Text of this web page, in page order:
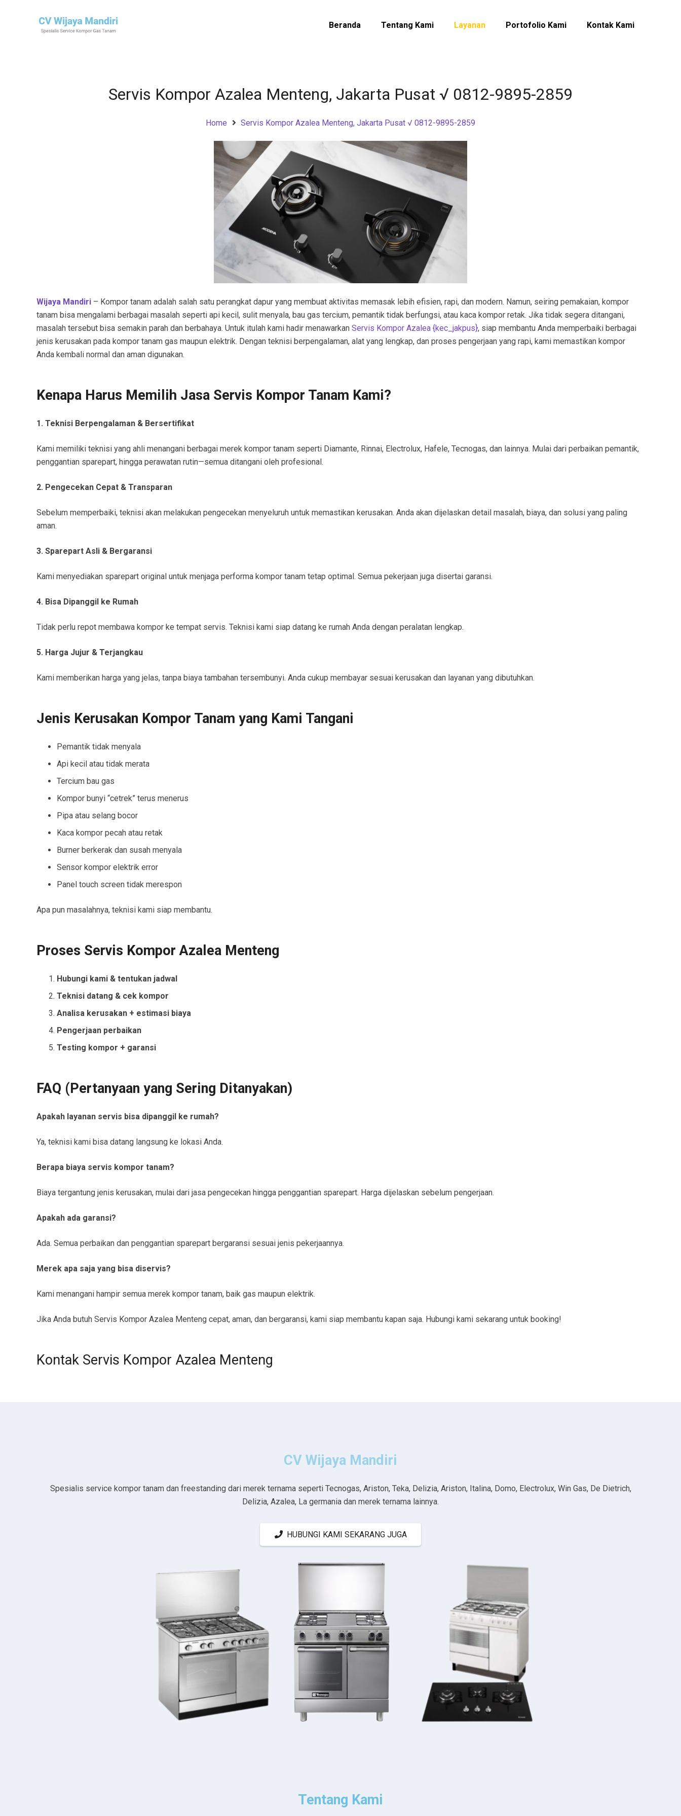
Beranda Tentang Kami Layanan Portofolio Kami Kontak Kami
Servis Kompor Azalea Menteng, Jakarta Pusat √ 0812-9895-2859
Home Servis Kompor Azalea Menteng, Jakarta Pusat √ 0812-9895-2859
Wijaya Mandiri – Kompor tanam adalah salah satu perangkat dapur yang membuat aktivitas memasak lebih efisien, rapi, dan modern. Namun, seiring pemakaian, kompor
tanam bisa mengalami berbagai masalah seperti api kecil, sulit menyala, bau gas tercium, pemantik tidak berfungsi, atau kaca kompor retak. Jika tidak segera ditangani,
masalah tersebut bisa semakin parah dan berbahaya. Untuk itulah kami hadir menawarkan Servis Kompor Azalea {kec_jakpus}, siap membantu Anda memperbaiki berbagai
jenis kerusakan pada kompor tanam gas maupun elektrik. Dengan teknisi berpengalaman, alat yang lengkap, dan proses pengerjaan yang rapi, kami memastikan kompor
Anda kembali normal dan aman digunakan.
Kenapa Harus Memilih Jasa Servis Kompor Tanam Kami?
1. Teknisi Berpengalaman & Bersertifikat
Kami memiliki teknisi yang ahli menangani berbagai merek kompor tanam seperti Diamante, Rinnai, Electrolux, Hafele, Tecnogas, dan lainnya. Mulai dari perbaikan pemantik,
penggantian sparepart, hingga perawatan rutin—semua ditangani oleh profesional.
2. Pengecekan Cepat & Transparan
Sebelum memperbaiki, teknisi akan melakukan pengecekan menyeluruh untuk memastikan kerusakan. Anda akan dijelaskan detail masalah, biaya, dan solusi yang paling
aman.
3. Sparepart Asli & Bergaransi
Kami menyediakan sparepart original untuk menjaga performa kompor tanam tetap optimal. Semua pekerjaan juga disertai garansi.
4. Bisa Dipanggil ke Rumah
Tidak perlu repot membawa kompor ke tempat servis. Teknisi kami siap datang ke rumah Anda dengan peralatan lengkap.
5. Harga Jujur & Terjangkau
Kami memberikan harga yang jelas, tanpa biaya tambahan tersembunyi. Anda cukup membayar sesuai kerusakan dan layanan yang dibutuhkan.
Jenis Kerusakan Kompor Tanam yang Kami Tangani
Pemantik tidak menyala
Api kecil atau tidak merata
Tercium bau gas
Kompor bunyi “cetrek” terus menerus
Pipa atau selang bocor
Kaca kompor pecah atau retak
Burner berkerak dan susah menyala
Sensor kompor elektrik error
Panel touch screen tidak merespon
Apa pun masalahnya, teknisi kami siap membantu.
Proses Servis Kompor Azalea Menteng
Hubungi kami & tentukan jadwal
Teknisi datang & cek kompor
Analisa kerusakan + estimasi biaya
Pengerjaan perbaikan
Testing kompor + garansi
FAQ (Pertanyaan yang Sering Ditanyakan)
Apakah layanan servis bisa dipanggil ke rumah?
Ya, teknisi kami bisa datang langsung ke lokasi Anda.
Berapa biaya servis kompor tanam?
Biaya tergantung jenis kerusakan, mulai dari jasa pengecekan hingga penggantian sparepart. Harga dijelaskan sebelum pengerjaan.
Apakah ada garansi?
Ada. Semua perbaikan dan penggantian sparepart bergaransi sesuai jenis pekerjaannya.
Merek apa saja yang bisa diservis?
Kami menangani hampir semua merek kompor tanam, baik gas maupun elektrik.
Jika Anda butuh Servis Kompor Azalea Menteng cepat, aman, dan bergaransi, kami siap membantu kapan saja. Hubungi kami sekarang untuk booking!
Kontak Servis Kompor Azalea Menteng
CV Wijaya Mandiri
Spesialis service kompor tanam dan freestanding dari merek ternama seperti Tecnogas, Ariston, Teka, Delizia, Ariston, Italina, Domo, Electrolux, Win Gas, De Dietrich,
Delizia, Azalea, La germania dan merek ternama lainnya.
HUBUNGI KAMI SEKARANG JUGA
Tentang Kami